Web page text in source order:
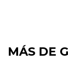
MÁS DE